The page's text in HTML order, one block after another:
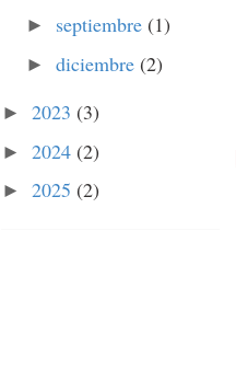
► septiembre (1)
► diciembre (2)
► 2023 (3)
► 2024 (2)
► 2025 (2)